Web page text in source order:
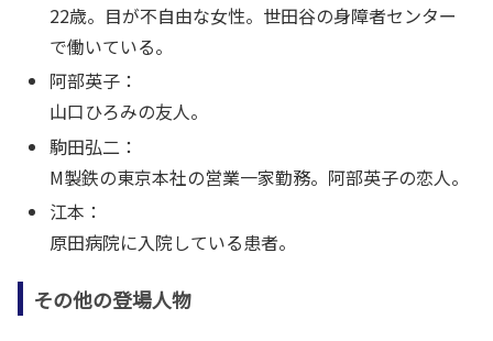
22歳。目が不自由な女性。世田谷の身障者センター
で働いている。
阿部英子：
山口ひろみの友人。
駒田弘二：
M製鉄の東京本社の営業一家勤務。阿部英子の恋人。
江本：
原田病院に入院している患者。
その他の登場人物